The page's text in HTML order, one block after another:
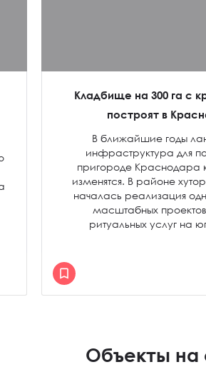
Кладбище на 300 га с
построят в
В ближайшие годы
инфраструктура для
пригороде Краснодара
изменятся. В районе
началась реализация
масштабных
ритуальных услуг на
Объекты на